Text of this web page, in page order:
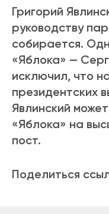
Григорий
руководству
собирается.
«Яблока» —
исключил, что
президентских
Явлинский
«Яблока» на
пост.
Поделиться